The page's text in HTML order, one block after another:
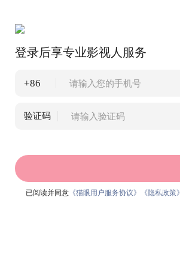
登录后享专业影视人服务
+86
验证码
已阅读并同意 《猫眼用户服务协议》 《隐私政策》